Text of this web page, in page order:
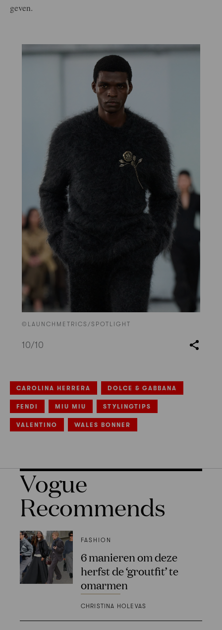
geven.
©LAUNCHMETRICS/SPOTLIGHT
10/10
CAROLINA HERRERA DOLCE & GABBANA
FENDI MIU MIU STYLINGTIPS
VALENTINO WALES BONNER
Vogue
Recommends
FASHION
6 manieren om deze
herfst de ‘groutfit’ te
omarmen
CHRISTINA HOLEVAS